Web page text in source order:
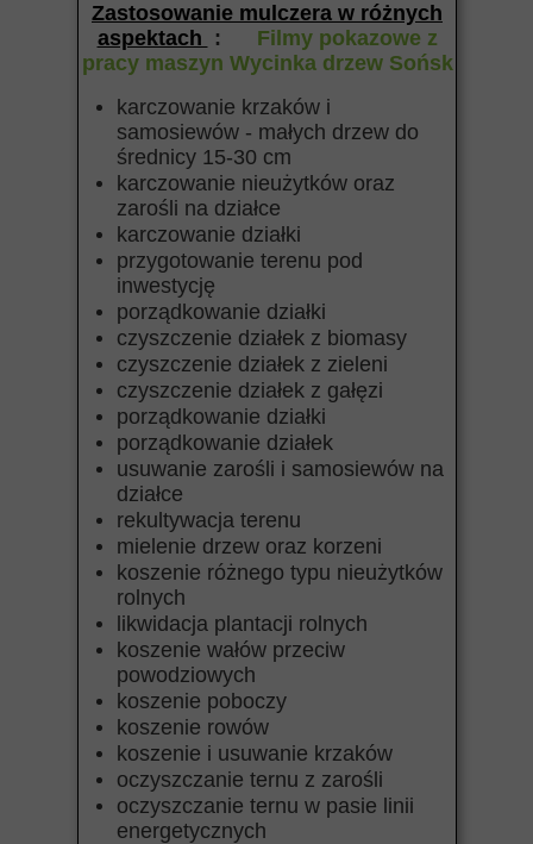
Zastosowanie mulczera w różnych
aspektach
:
Filmy pokazowe z
pracy maszyn Wycinka drzew Sońsk
karczowanie krzaków i
samosiewów - małych drzew do
średnicy 15-30 cm
karczowanie nieużytków oraz
zarośli na działce
karczowanie działki
przygotowanie terenu pod
inwestycję
porządkowanie działki
czyszczenie działek z biomasy
czyszczenie działek z zieleni
czyszczenie działek z gałęzi
porządkowanie działki
porządkowanie działek
usuwanie zarośli i samosiewów na
działce
rekultywacja terenu
mielenie drzew oraz korzeni
koszenie różnego typu nieużytków
rolnych
likwidacja plantacji rolnych
koszenie wałów przeciw
powodziowych
koszenie poboczy
koszenie rowów
koszenie i usuwanie krzaków
oczyszczanie ternu z zarośli
oczyszczanie ternu w pasie linii
energetycznych